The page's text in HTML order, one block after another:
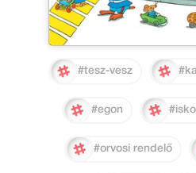
#tesz-vesz
#egon
#orvosi rendelő